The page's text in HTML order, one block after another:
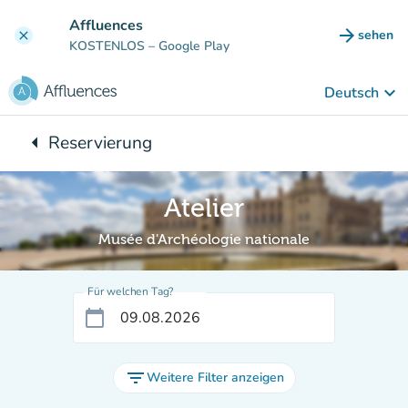
clear Affluences
KOSTENLOS – Google Play arrow_forward sehen
(new
Deutsch keyboard_arrow_down
arrow_leftZurück zu:
Reservierung
Atelier
Musée d'Archéologie nationale
Für welchen Tag?
calendar_today
filter_listWeitere Filter anzeigen